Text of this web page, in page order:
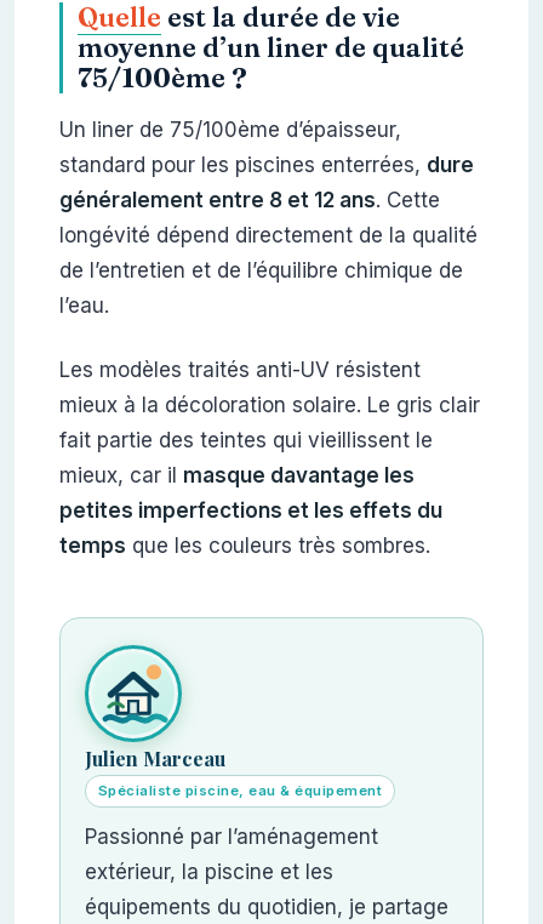
Quelle est la durée de vie
moyenne d’un liner de qualité
75/100ème ?
Un liner de 75/100ème d’épaisseur,
standard pour les piscines enterrées, dure
généralement entre 8 et 12 ans. Cette
longévité dépend directement de la qualité
de l’entretien et de l’équilibre chimique de
l’eau.
Les modèles traités anti-UV résistent
mieux à la décoloration solaire. Le gris clair
fait partie des teintes qui vieillissent le
mieux, car il masque davantage les
petites imperfections et les effets du
temps que les couleurs très sombres.
Julien Marceau
Spécialiste piscine, eau & équipement
Passionné par l’aménagement
extérieur, la piscine et les
équipements du quotidien, je partage